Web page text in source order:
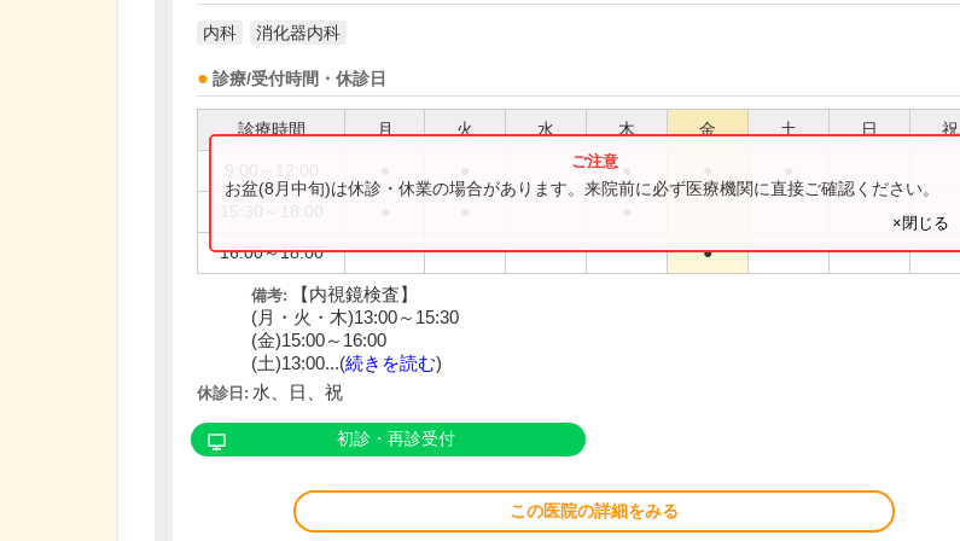
内科 消化器内科
診療/受付時間・休診日
診療時間 月 火 水 木 金 土 日 祝
16:00～18:00 ●
お盆(8月中旬)は休診・休業の場合があります。来院前に必ず医療機関に直接ご確認ください。
×閉じる
備考:
【内視鏡検査】
(月・火・木)13:00～15:30
(金)15:00～16:00
(土)13:00...(続きを読む)
休診日: 水、日、祝
初診・再診受付
この医院の詳細をみる